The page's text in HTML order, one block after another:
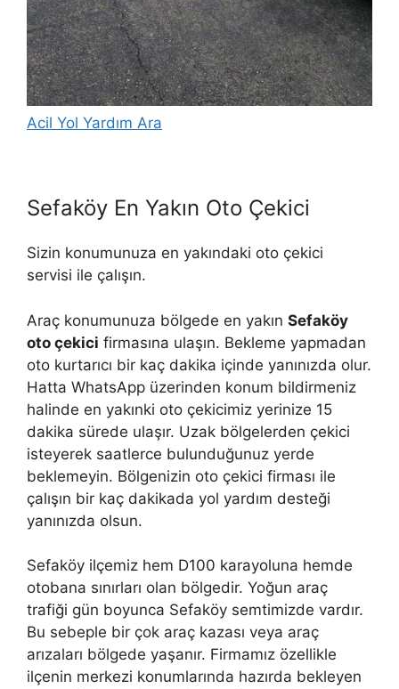
Acil Yol Yardım Ara
Sefaköy En Yakın Oto Çekici
Sizin konumunuza en yakındaki oto çekici
servisi ile çalışın.
Araç konumunuza bölgede en yakın Sefaköy
oto çekici firmasına ulaşın. Bekleme yapmadan
oto kurtarıcı bir kaç dakika içinde yanınızda olur.
Hatta WhatsApp üzerinden konum bildirmeniz
halinde en yakınki oto çekicimiz yerinize 15
dakika sürede ulaşır. Uzak bölgelerden çekici
isteyerek saatlerce bulunduğunuz yerde
beklemeyin. Bölgenizin oto çekici firması ile
çalışın bir kaç dakikada yol yardım desteği
yanınızda olsun.
Sefaköy ilçemiz hem D100 karayoluna hemde
otobana sınırları olan bölgedir. Yoğun araç
trafiği gün boyunca Sefaköy semtimizde vardır.
Bu sebeple bir çok araç kazası veya araç
arızaları bölgede yaşanır. Firmamız özellikle
ilçenin merkezi konumlarında hazırda bekleyen